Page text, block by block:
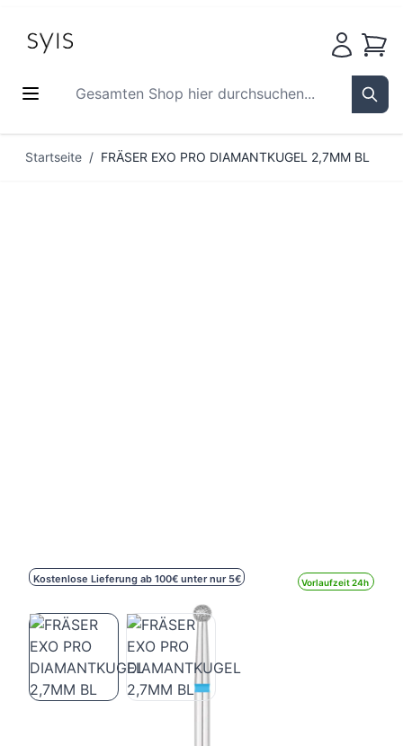
Gesamten Shop hier durchsuchen...
Startseite / FRÄSER EXO PRO DIAMANTKUGEL 2,7MM BL
Kostenlose Lieferung ab 100€ unter nur 5€ Vorlaufzeit 24h